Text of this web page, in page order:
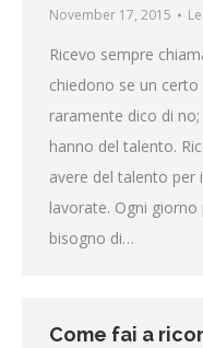
November 17, 2015
Ricevo sempre
chiedono se un
raramente dico di
hanno del talento.
avere del talento per
lavorate. Ogni
bisogno di…
Come fai a